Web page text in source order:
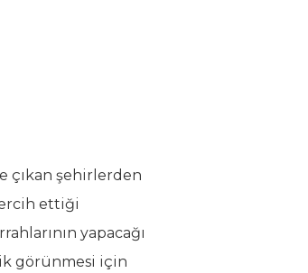
çıkan şehirlerden
ettiği
yapacağı
görünmesi için